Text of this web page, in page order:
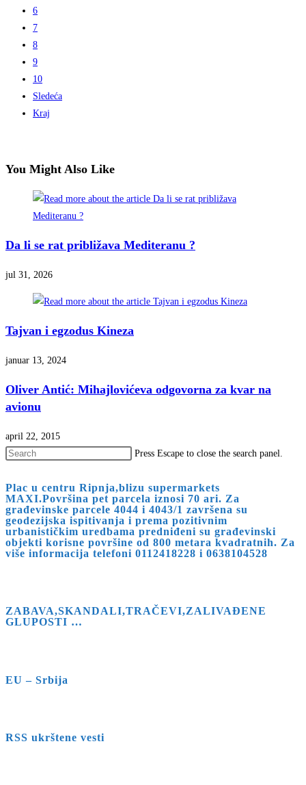
6
7
8
9
10
Sledeća
Kraj
You Might Also Like
Da li se rat približava Mediteranu ?
jul 31, 2026
Tajvan i egzodus Kineza
januar 13, 2024
Oliver Antić: Mihajlovićeva odgovorna za kvar na
avionu
april 22, 2015
Press Escape to close the search panel.
Plac u centru Ripnja,blizu supermarkets
MAXI.Površina pet parcela iznosi 70 ari. Za
građevinske parcele 4044 i 4043/1 završena su
geodezijska ispitivanja i prema pozitivnim
urbanističkim uredbama predniđeni su građevinski
objekti korisne površine od 800 metara kvadratnih. Za
više informacija telefoni 0112418228 i 0638104528
ZABAVA,SKANDALI,TRAČEVI,ZALIVAĐENE
GLUPOSTI …
EU – Srbija
RSS ukrštene vesti